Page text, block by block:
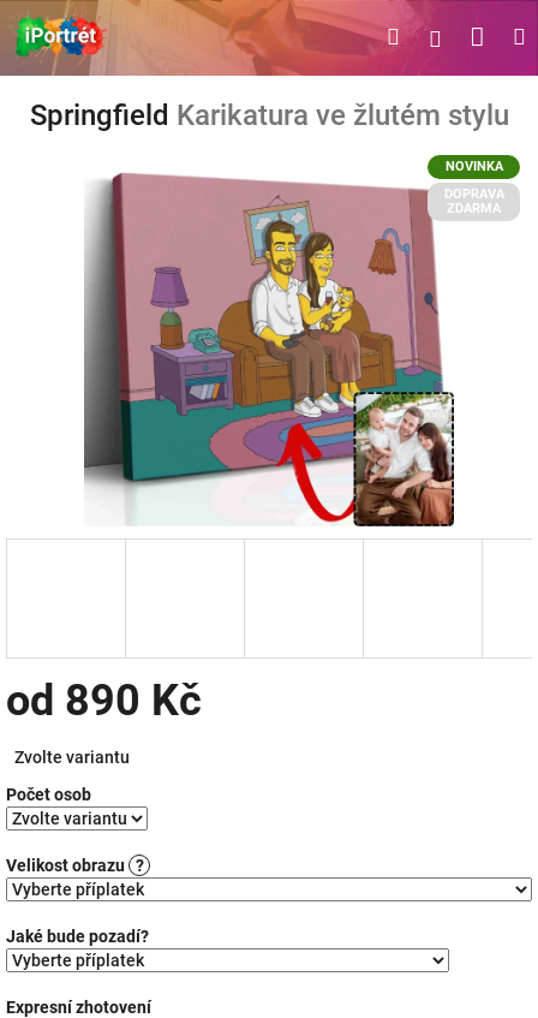
Přejít
na
obsah
HledatPřihlášení
Springfield Karikatura ve žlutém stylu
NOVINKA
DOPRAVA
ZDARMA
od 890 Kč
cena:
Zvolte variantu
Počet osob
Velikost obrazu ?
Jaké bude pozadí?
Expresní zhotovení